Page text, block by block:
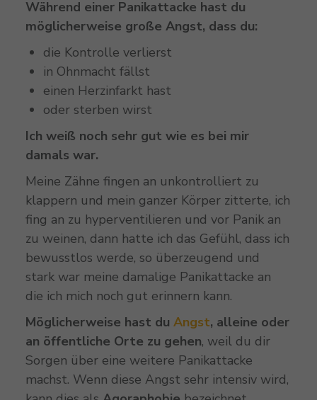
Während einer Panikattacke hast du
möglicherweise große Angst, dass du:
die Kontrolle verlierst
in Ohnmacht fällst
einen Herzinfarkt hast
oder sterben wirst
Ich weiß noch sehr gut wie es bei mir
damals war.
Meine Zähne fingen an unkontrolliert zu
klappern und mein ganzer Körper zitterte, ich
fing an zu hyperventilieren und vor Panik an
zu weinen, dann hatte ich das Gefühl, dass ich
bewusstlos werde, so überzeugend und
stark war meine damalige Panikattacke an
die ich mich noch gut erinnern kann.
Möglicherweise hast du Angst, alleine oder
an öffentliche Orte zu gehen, weil du dir
Sorgen über eine weitere Panikattacke
machst. Wenn diese Angst sehr intensiv wird,